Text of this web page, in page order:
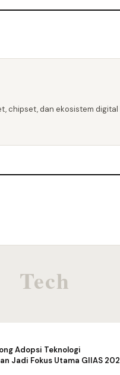
chipset, dan ekosistem digital
Adopsi Teknologi
Jadi Fokus Utama GIIAS